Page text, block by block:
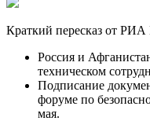
Краткий пересказ от
Россия и
техническом
Подписание
форуме по
мая.